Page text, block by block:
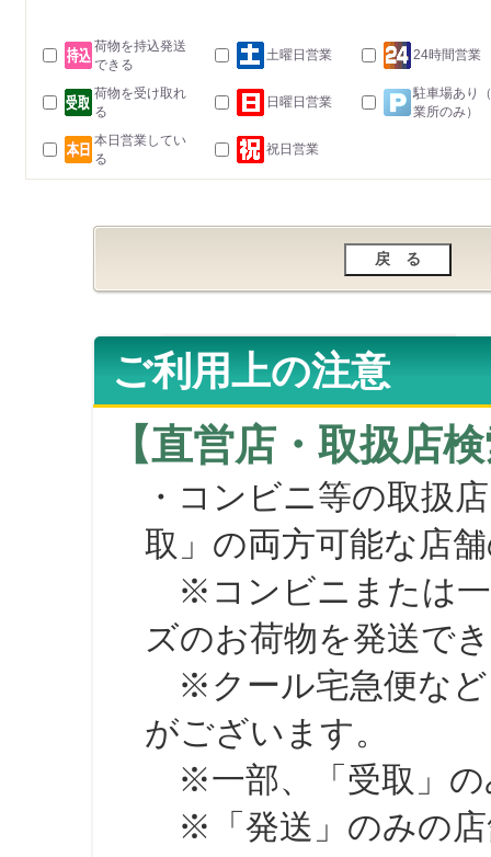
荷物を持込発送
できる
土曜日営業 24時間営業
荷物を受け取れ
る
日曜日営業
駐車場あり
業所のみ）
本日営業してい
る
祝日営業
ご利用上の注意
【直営店・取扱店
・コンビニ等の取扱
取」の両方可能な店
※コンビニまたは一
ズのお荷物を発送で
※クール宅急便など
がございます。
※一部、「受取」の
※「発送」のみの店